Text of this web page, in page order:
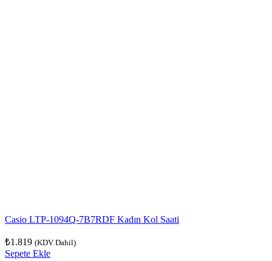
Casio LTP-1094Q-7B7RDF Kadın Kol Saati
₺1.819 (KDV Dahil)
Sepete Ekle